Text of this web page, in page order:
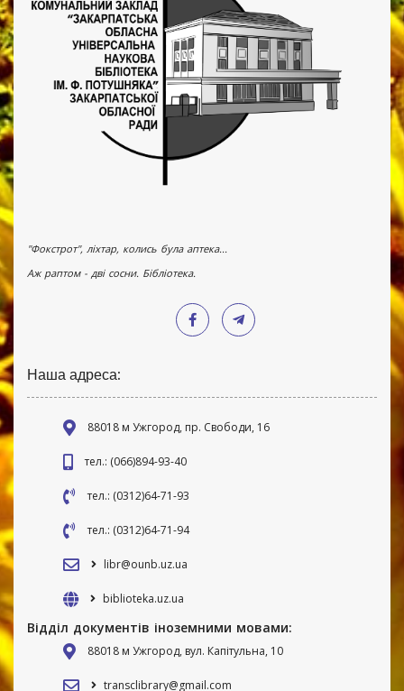
"Фокстрот", ліхтар, колись була аптека...
Аж раптом - дві сосни. Бібліотека.
Наша адреса:
88018 м Ужгород, пр. Свободи, 16
тел.: (066)894-93-40
тел.: (0312)64-71-93
тел.: (0312)64-71-94
libr@ounb.uz.ua
biblioteka.uz.ua
Відділ документів іноземними мовами:
88018 м Ужгород, вул. Капітульна, 10
transclibrary@gmail.com